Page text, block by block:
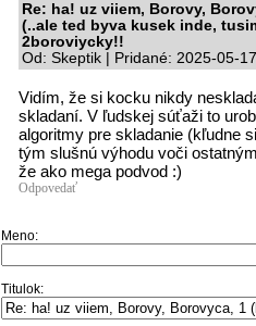
Re: ha! uz viiem, Borovy,
(..ale ted byva kusek inde,
2boroviycky!!
Od: Skeptik | Pridané: 2025-05-
Vidím, že si kocku nikdy
skladaní. V ľudskej súťaži to
algoritmy pre skladanie (kľudne
tým slušnú výhodu voči
že ako mega podvod :)
Odpovedať
Meno:
Titulok: